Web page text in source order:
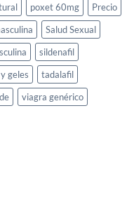
poxet 60mg
Precio
Salud Sexual
sildenafil
geles
tadalafil
viagra genérico